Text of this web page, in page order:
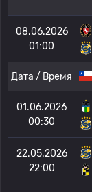
08.06.2026
01:00
Дата / Время
01.06.2026
00:30
22.05.2026
22:00